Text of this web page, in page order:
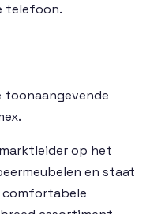
telefoon.
toonaangevende
op het
en staat
comfortabele